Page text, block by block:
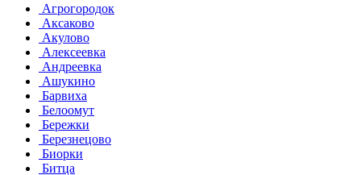
Агрогородок
Аксаково
Акулово
Алексеевка
Андреевка
Ашукино
Барвиха
Белоомут
Бережки
Березнецово
Биорки
Битца